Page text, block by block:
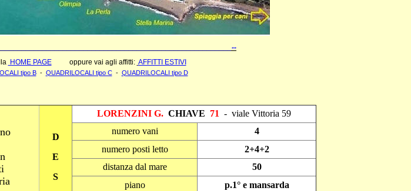
HOME PAGEoppure vai agli affitti: AFFITTI ESTIVI
tipo B- QUADRILOCALI tipo C- QUADRILOCALI tipo D
D
E
S
LORENZINI G. CHIAVE 71 - viale Vittoria 59
numero vani
4
numero posti letto
2+4+2
distanza dal mare
50
piano
p.1° e mansarda